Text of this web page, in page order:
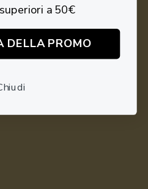
a 50€
DELLA PROMO